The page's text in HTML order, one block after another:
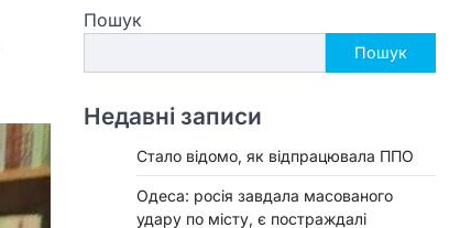
Пошук
Пошук
Недавні записи
Стало відомо, як відпрацювала ППО
Одеса: росія завдала масованого
удару по місту, є постраждалі